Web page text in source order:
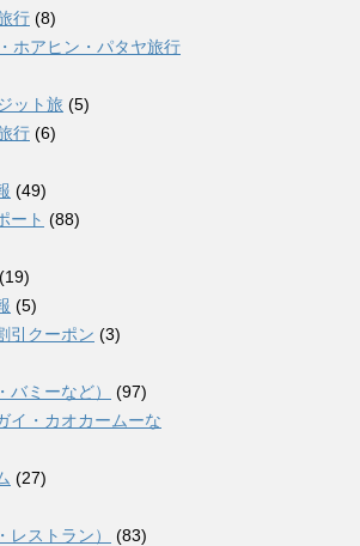
行 (8)
ホアヒン・パタヤ旅行
ット旅 (5)
行 (6)
(49)
ート (88)
(19)
(5)
引クーポン (3)
ミーなど）
(97)
イ・カオカームーな
(27)
レストラン）
(83)